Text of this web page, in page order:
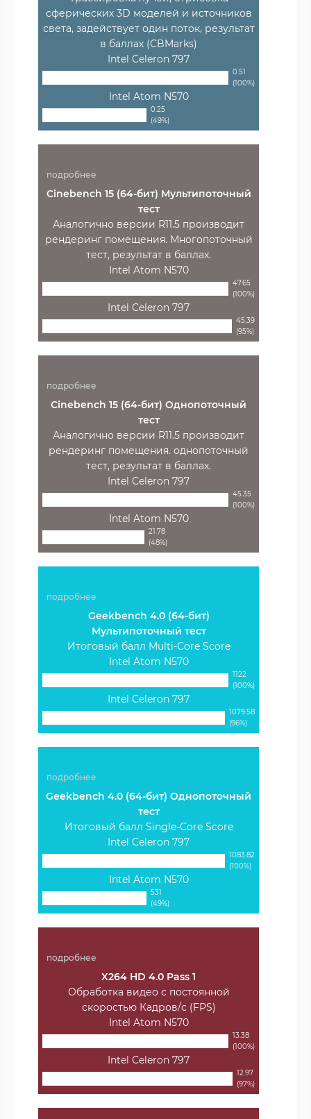
сферических 3D моделей и источников
света, задействует один поток, результат
в баллах (CBMarks)
Intel Celeron 797
0.51
(100%)
Intel Atom N570
0.25
(49%)
подробнее
Cinebench 15 (64-бит) Мультипоточный
тест
Аналогично версии R11.5 производит
рендеринг помещения. Многопоточный
тест, результат в баллах.
Intel Atom N570
47.65
(100%)
Intel Celeron 797
45.39
(95%)
подробнее
Cinebench 15 (64-бит) Однопоточный
тест
Аналогично версии R11.5 производит
рендеринг помещения. однопоточный
тест, результат в баллах.
Intel Celeron 797
45.35
(100%)
Intel Atom N570
21.78
(48%)
подробнее
Geekbench 4.0 (64-бит)
Мультипоточный тест
Итоговый балл Multi-Core Score
Intel Atom N570
1122
(100%)
Intel Celeron 797
1079.58
(96%)
подробнее
Geekbench 4.0 (64-бит) Однопоточный
тест
Итоговый балл Single-Core Score
Intel Celeron 797
1083.82
(100%)
Intel Atom N570
531
(49%)
подробнее
X264 HD 4.0 Pass 1
Обработка видео с постоянной
скоростью Кадров/с (FPS)
Intel Atom N570
13.38
(100%)
Intel Celeron 797
12.97
(97%)